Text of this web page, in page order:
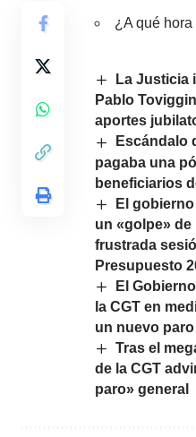
¿A qué
La Justicia
Pablo
aportes
Escándalo
pagaba una
beneficiarios
El
un «golpe»
frustrada
Presupuesto
El
la CGT en
un nuevo paro
Tras el
de la CGT
paro» general